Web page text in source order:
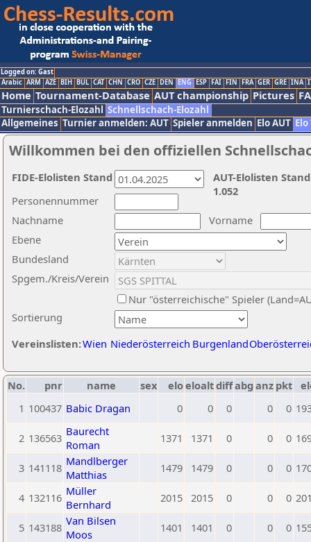
Logged on: Gast
Arabic ARM AZE BIH BUL CAT CHN CRO CZE DEN ENG ESP FAI FIN FRA GER GRE INA
Home Tournament-Database AUT championship Pictures
Turnierschach-Elozahl Schnellschach-Elozahl
Allgemeines Turnier anmelden: AUT Spieler anmelden Elo AUT
Willkommen bei den offiziellen
Nachname
Vorname
Ebene
Sortierung
Personennummer
Bundesland
Spgem./Kreis/Verein
Nur "österreichische" Spieler
Vereinslisten:Wien Niederösterreich Burgenland
AUT-Elolisten
1.052
FIDE-Elolisten Stand
No. pnr name sex eloeloaltdiffabg anz pkt
1 100437 Babic Dragan 0 0 0 0 0
2 136563 Baurecht
Roman
1371 1371 0 0 0
3 141118 Mandlberger
Matthias
1479 1479 0 0 0
4 132116 Müller
Bernhard
2015 2015 0 0 0
5 143188 Van Bilsen
Moos
1401 1401 0 0 0